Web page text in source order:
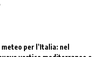
per l’Italia: nel